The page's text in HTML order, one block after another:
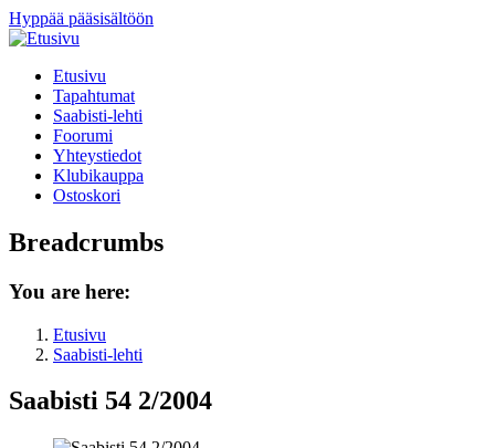
Hyppää pääsisältöön
Etusivu
Tapahtumat
Saabisti-lehti
Foorumi
Yhteystiedot
Klubikauppa
Ostoskori
Breadcrumbs
You are here:
Etusivu
Saabisti-lehti
Saabisti 54 2/2004